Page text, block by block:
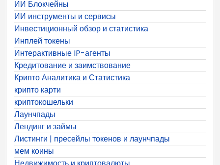
ИИ Блокчейны
ИИ инструменты и сервисы
Инвестиционный обзор и статистика
Инплей токены
Интерактивные IP-агенты
Кредитование и заимствование
Крипто Аналитика и Статистика
крипто карти
криптокошельки
Лаунчпады
Лендинг и займы
Листинги | пресейлы токенов и лаунчпады
мем коины